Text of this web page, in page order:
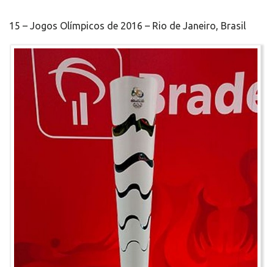
15 – Jogos Olímpicos de 2016 – Rio de Janeiro, Brasil